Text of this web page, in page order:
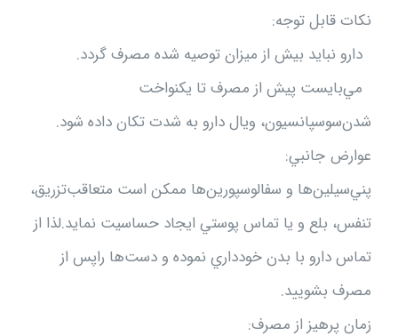
نكات‌ قابل‌ توجه:‌
دارو نبايد بيش‌ از ميزان‌ توصيه‌ شده‌ مصرف‌ گردد.
مي‌بايست‌ پيش‌ از مصرف‌ تا يكنواخت‌
شدن‌سوسپانسيون‌، ويال‌ دارو به‌ شدت‌ تكان‌ داده‌ شود.
عوارض‌ جانبي:‌
پني‌سيلين‌ها و سفالوسپورين‌ها ممكن‌ است‌ متعاقب‌تزريق‌،
تنفس‌، بلع‌ و يا تماس‌ پوستي‌ ايجاد حساسيت‌ نمايد.لذا از
تماس‌ دارو با بدن‌ خودداري‌ نموده‌ و دست‌ها راپس‌ از
مصرف‌ بشوييد.
زمان‌ پرهيز از مصرف: